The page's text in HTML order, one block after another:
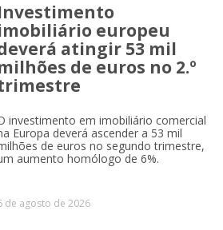
europeu
atingir 53 mil
de euros no 2.º
investimento em imobiliário comercial
Europa deverá ascender a 53 mil
de euros no segundo trimestre,
aumento homólogo de 6%.
de agosto de 2026